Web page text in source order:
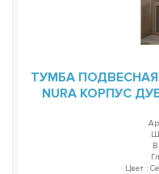
ТУМБА
NURA КОРПУС
Цвет :